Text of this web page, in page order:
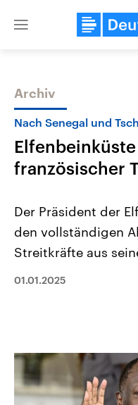
Close
Themen
Landtagswahl Sachsen-
2026
Sachsen-Anhalt wählt am
Bundesland von einer
und Hintergründe zu den
und Kandidaten der
Wahl.
Sendungen
Audio-Archiv
Archiv
Nach Senegal und
französischer
Der Präsident der
den vollständigen
Streitkräfte aus
01.01.2025